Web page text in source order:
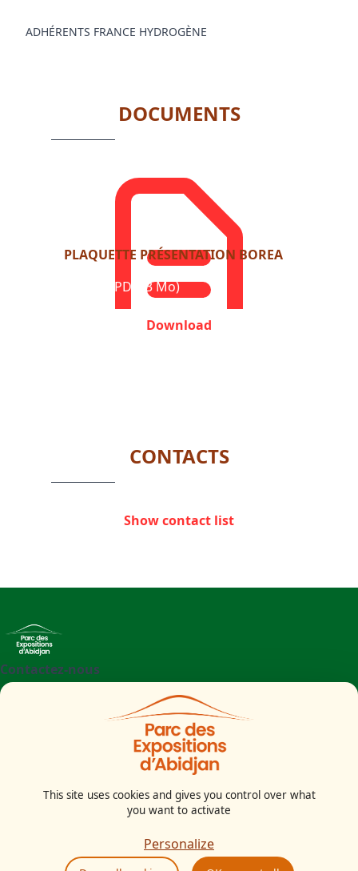
ADHÉRENTS FRANCE HYDROGÈNE
DOCUMENTS
PLAQUETTE PRÉSENTATION BOREA
Format: PDF (3 Mo)
Download
CONTACTS
Show contact list
Contactez-nous
Parc des Expositions d'Abidjan - Boulevard de l'aéroport
This site uses cookies and gives you control over what
you want to activate
Personalize